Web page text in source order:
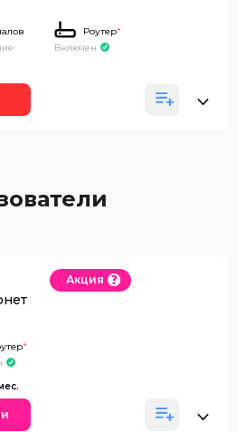
Роутер*
Включен
Акция
*